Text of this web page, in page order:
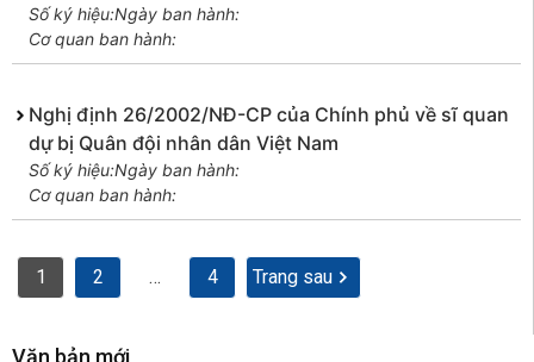
Số ký hiệu:Ngày ban hành:
Cơ quan ban hành:
Nghị định 26/2002/NĐ-CP của Chính phủ về sĩ quan
dự bị Quân đội nhân dân Việt Nam
Số ký hiệu:Ngày ban hành:
Cơ quan ban hành:
1 2 … 4 Trang sau
Văn bản mới